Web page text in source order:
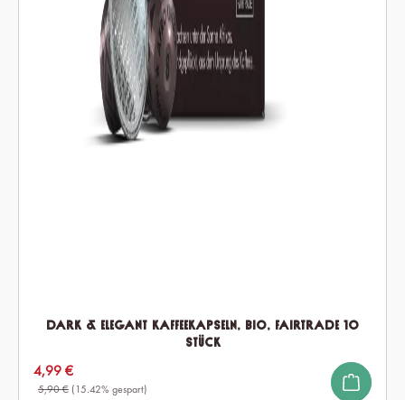
Dark & Elegant Kaffeekapseln, Bio, Fairtrade 10
Stück
Verkaufspreis:
4,99 €
5,90 € (15.42% gespart)